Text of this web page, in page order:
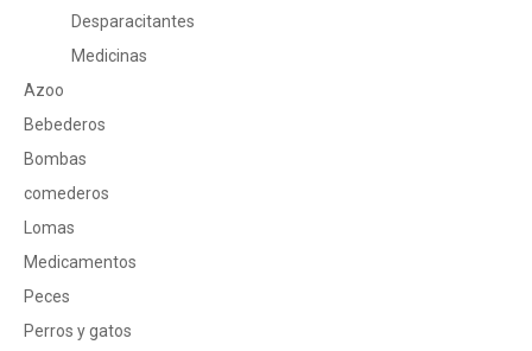
Desparacitantes
Medicinas
Azoo
Bebederos
Bombas
comederos
Lomas
Medicamentos
Peces
Perros y gatos